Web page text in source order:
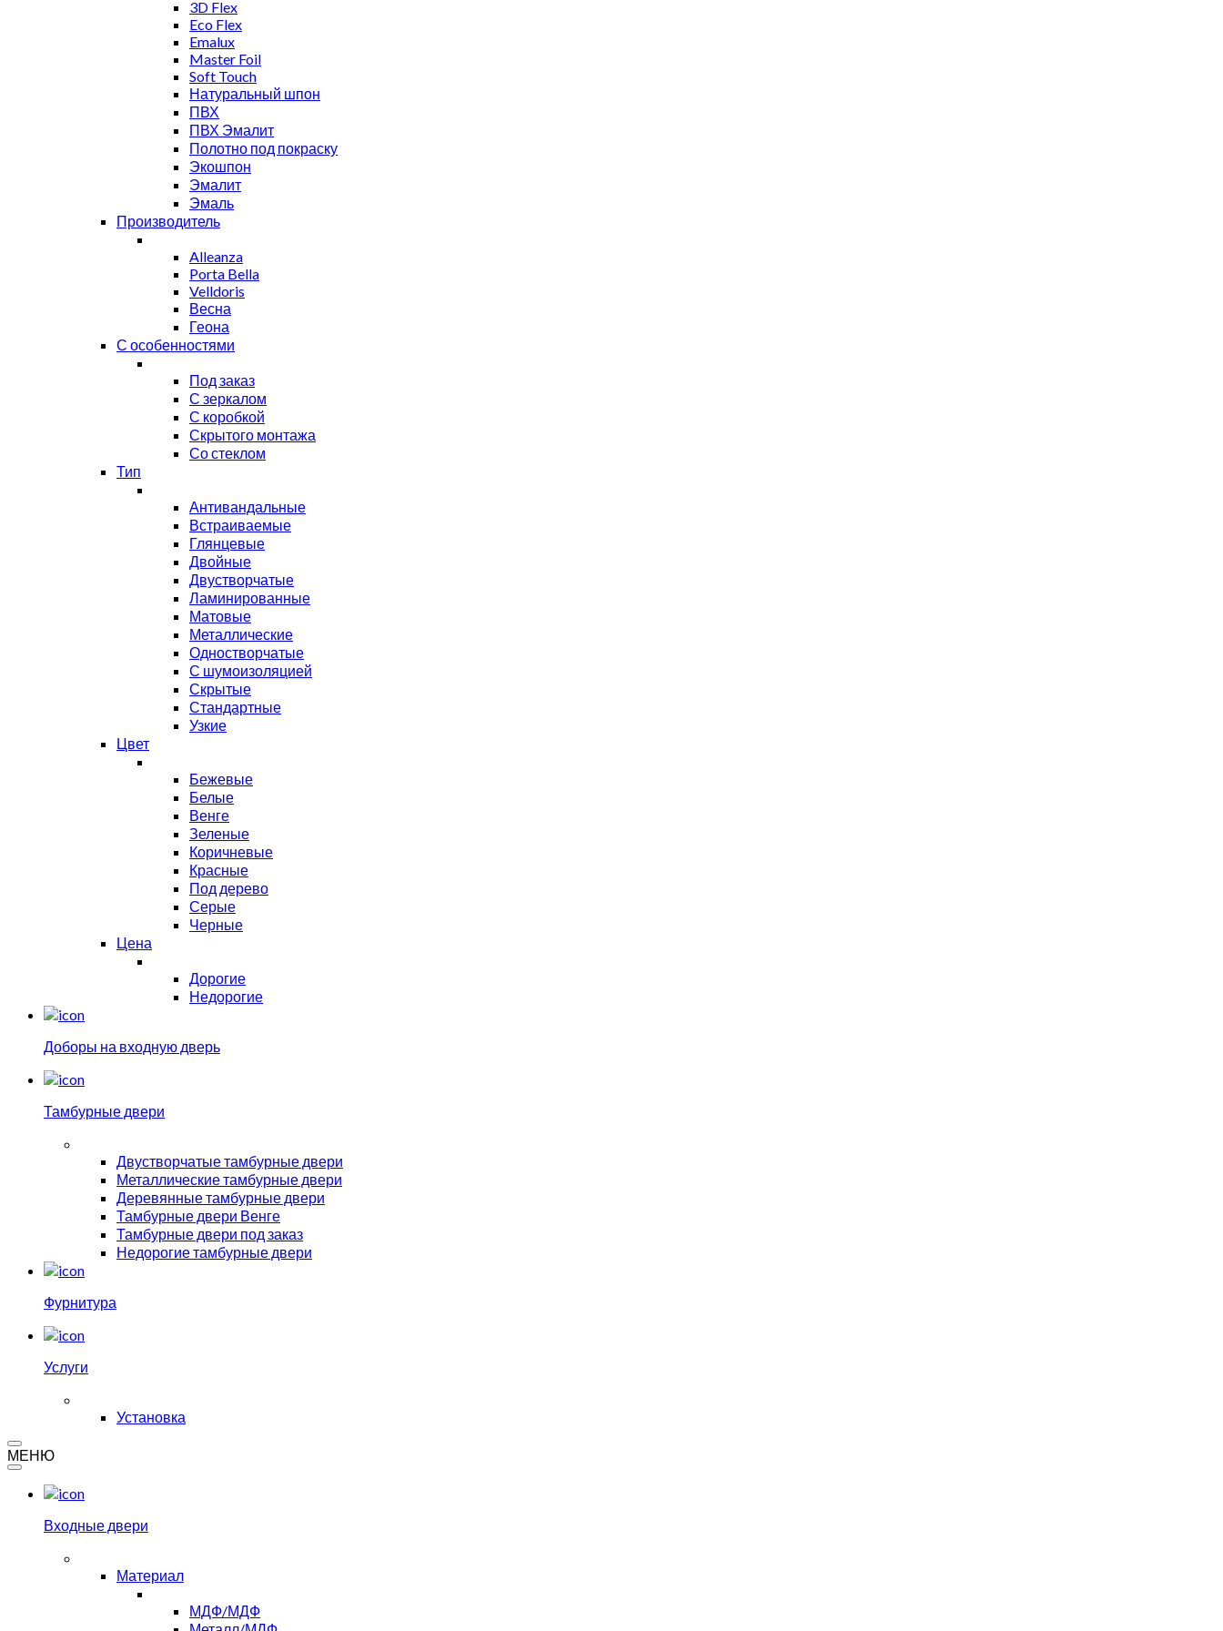
3D Flex
Eco Flex
Emalux
Master Foil
Soft Touch
Натуральный шпон
ПВХ
ПВХ Эмалит
Полотно под покраску
Экошпон
Эмалит
Эмаль
Производитель
Alleanza
Porta Bella
Velldoris
Весна
Геона
С особенностями
Под заказ
С зеркалом
С коробкой
Скрытого монтажа
Со стеклом
Тип
Антивандальные
Встраиваемые
Глянцевые
Двойные
Двустворчатые
Ламинированные
Матовые
Металлические
Одностворчатые
С шумоизоляцией
Скрытые
Стандартные
Узкие
Цвет
Бежевые
Белые
Венге
Зеленые
Коричневые
Красные
Под дерево
Серые
Черные
Цена
Дорогие
Недорогие
Доборы на входную дверь
Тамбурные двери
Двустворчатые тамбурные двери
Металлические тамбурные двери
Деревянные тамбурные двери
Тамбурные двери Венге
Тамбурные двери под заказ
Недорогие тамбурные двери
Фурнитура
Услуги
Установка
МЕНЮ
Входные двери
Материал
МДФ/МДФ